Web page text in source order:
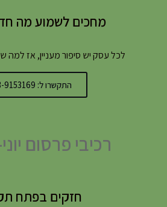
מחכים לשמוע מה
לכל עסק יש סיפור מעניין, אז למה
התקשרו ל: 03-9153169
רכיבי פרסום יוני-
חזקים בפתח